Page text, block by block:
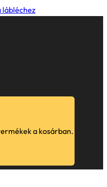
lábléchez
a kosárban.